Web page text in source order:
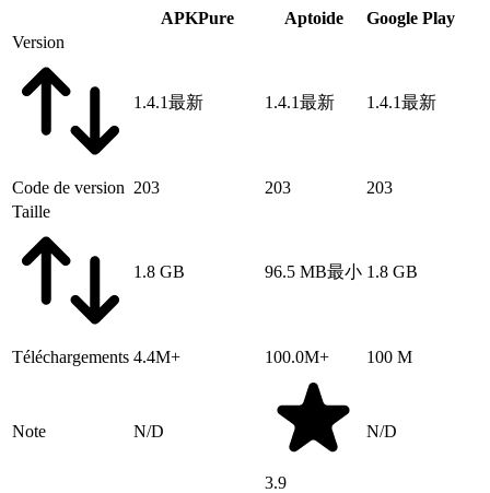
APKPure Aptoide
Google Play
Version
1.4.1最新 1.4.1最新 1.4.1最新
Code de version 203 203
203
Taille
1.8 GB 96.5 MB最小 1.8 GB
Téléchargements 4.4M+ 100.0M+ 100 M
Note N/D
3.9
N/D